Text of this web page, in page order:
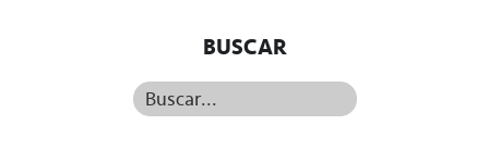
BUSCAR
Buscar...